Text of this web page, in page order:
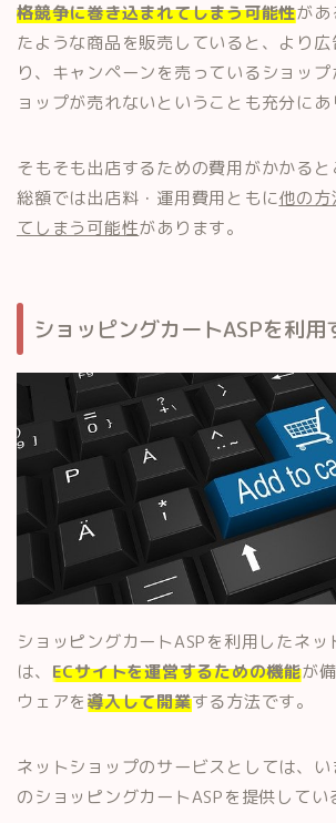
格競争に巻き込まれてしまう可能性が
たような商品を販売していると、より
り、キャンペーンを売っているショッ
ョップが売れないということも充分にあ
そもそも出店するための費用がかかると
総額では出店料・運用費用ともに他の方
てしまう可能性があります。
ショッピングカートASPを利用
ショッピングカートASPを利用したネッ
は、 ECサイトを運営するための機能が
ウェアを導入して開業する方法です。
ネットショップのサービスとしては、
のショッピングカートASPを提供してい